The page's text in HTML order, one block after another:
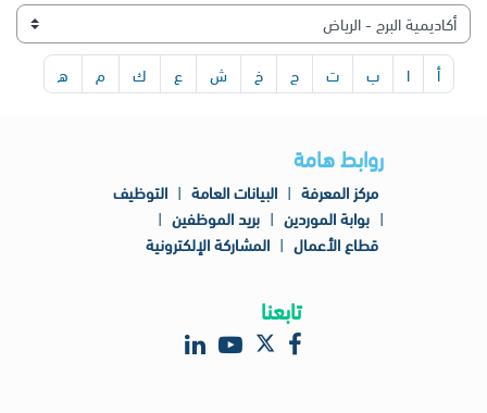
أ ا ب ت ج خ ش ع ك م ه
روابط هامة
مركز المعرفة | البيانات العامة | التوظيف
| بوابة الموردين | بريد الموظفين |
قطاع الأعمال | المشاركة الإلكترونية
تابعنا